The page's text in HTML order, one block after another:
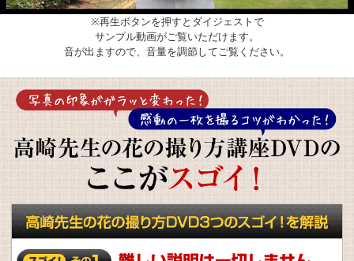
※再生ボタンを押すとダイジェストで
サンプル動画がご覧いただけます。
音が出ますので、音量を調節してご覧ください。